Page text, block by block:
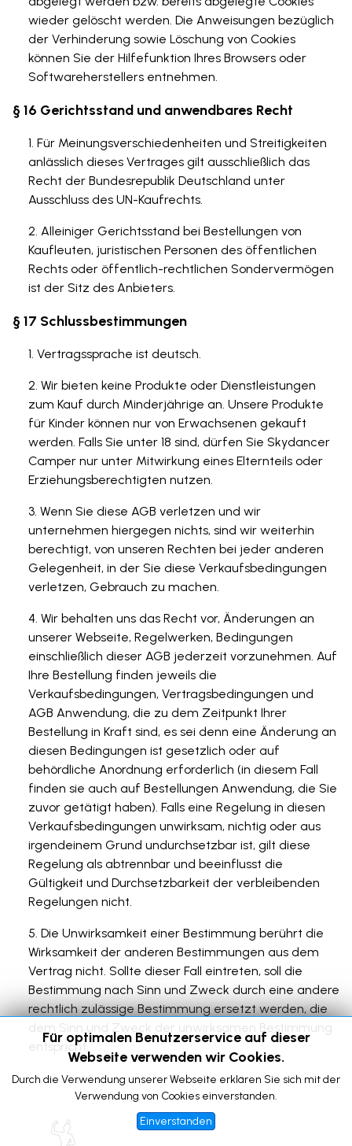
wieder gelöscht werden. Die Anweisungen bezüglich
der Verhinderung sowie Löschung von Cookies
können Sie der Hilfefunktion Ihres Browsers oder
Softwareherstellers entnehmen.
§ 16 Gerichtsstand und anwendbares Recht
Für Meinungsverschiedenheiten und Streitigkeiten
anlässlich dieses Vertrages gilt ausschließlich das
Recht der Bundesrepublik Deutschland unter
Ausschluss des UN-Kaufrechts.
Alleiniger Gerichtsstand bei Bestellungen von
Kaufleuten, juristischen Personen des öffentlichen
Rechts oder öffentlich-rechtlichen Sondervermögen
ist der Sitz des Anbieters.
§ 17 Schlussbestimmungen
Vertragssprache ist deutsch.
Wir bieten keine Produkte oder Dienstleistungen
zum Kauf durch Minderjährige an. Unsere Produkte
für Kinder können nur von Erwachsenen gekauft
werden. Falls Sie unter 18 sind, dürfen Sie Skydancer
Camper nur unter Mitwirkung eines Elternteils oder
Erziehungsberechtigten nutzen.
Wenn Sie diese AGB verletzen und wir
unternehmen hiergegen nichts, sind wir weiterhin
berechtigt, von unseren Rechten bei jeder anderen
Gelegenheit, in der Sie diese Verkaufsbedingungen
verletzen, Gebrauch zu machen.
Wir behalten uns das Recht vor, Änderungen an
unserer Webseite, Regelwerken, Bedingungen
einschließlich dieser AGB jederzeit vorzunehmen. Auf
Ihre Bestellung finden jeweils die
Verkaufsbedingungen, Vertragsbedingungen und
AGB Anwendung, die zu dem Zeitpunkt Ihrer
Bestellung in Kraft sind, es sei denn eine Änderung an
diesen Bedingungen ist gesetzlich oder auf
behördliche Anordnung erforderlich (in diesem Fall
finden sie auch auf Bestellungen Anwendung, die Sie
zuvor getätigt haben). Falls eine Regelung in diesen
Verkaufsbedingungen unwirksam, nichtig oder aus
irgendeinem Grund undurchsetzbar ist, gilt diese
Regelung als abtrennbar und beeinflusst die
Gültigkeit und Durchsetzbarkeit der verbleibenden
Regelungen nicht.
Die Unwirksamkeit einer Bestimmung berührt die
Wirksamkeit der anderen Bestimmungen aus dem
Vertrag nicht. Sollte dieser Fall eintreten, soll die
Bestimmung nach Sinn und Zweck durch eine andere
rechtlich zulässige Bestimmung ersetzt werden, die
dem Sinn und Zweck der unwirksamen Bestimmung
entspricht.
Für optimalen Benutzerservice auf dieser
Webseite verwenden wir Cookies.
Durch die Verwendung unserer Webseite erklären Sie sich mit der
Verwendung von Cookies einverstanden.
Einverstanden